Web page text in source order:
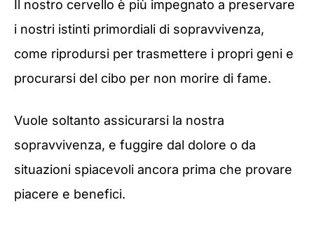
Il nostro cervello è più impegnato a preservare
i nostri istinti primordiali di sopravvivenza,
come riprodursi per trasmettere i propri geni e
procurarsi del cibo per non morire di fame.
Vuole soltanto assicurarsi la nostra
sopravvivenza, e fuggire dal dolore o da
situazioni spiacevoli ancora prima che provare
piacere e benefici.